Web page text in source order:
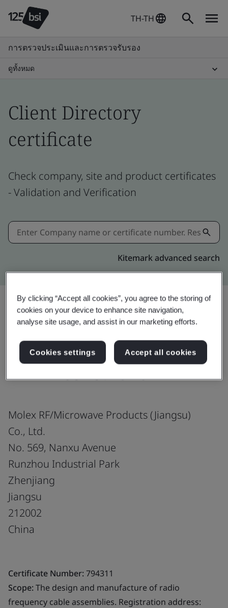
TH-TH
การตรวจประเมินและการตรวจรับรอง
ดูทั้งหมด
Client Directory
certificate
Check company, site and product certificates
- Validation and Verification
Kitemark advanced search
แชร์: Download
IATF 16949:2016
Molex RF/Microwave Products (Jiangsu)
Co., Ltd.
No. 569, Nanxu Avenue
Runzhou Industrial Park
Zhenjiang
Jiangsu
212002
China
Certificate Number:794311
Scope:The design and manufacture of radio
frequency cable assemblies. Registration address:
By clicking “Accept all cookies”, you agree to the storing of
cookies on your device to enhance site navigation,
analyse site usage, and assist in our marketing efforts.
Cookies settings Accept all cookies